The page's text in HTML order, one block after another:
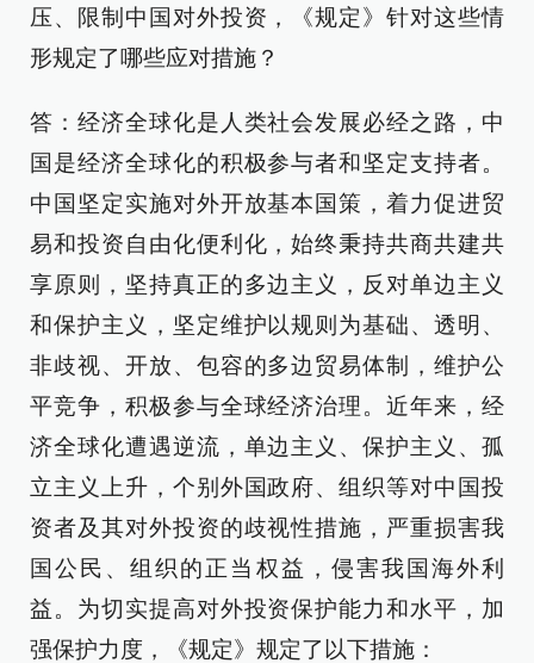
压、限制中国对外投资，《规定》针对这些情
形规定了哪些应对措施？
答：经济全球化是人类社会发展必经之路，中
国是经济全球化的积极参与者和坚定支持者。
中国坚定实施对外开放基本国策，着力促进贸
易和投资自由化便利化，始终秉持共商共建共
享原则，坚持真正的多边主义，反对单边主义
和保护主义，坚定维护以规则为基础、透明、
非歧视、开放、包容的多边贸易体制，维护公
平竞争，积极参与全球经济治理。近年来，经
济全球化遭遇逆流，单边主义、保护主义、孤
立主义上升，个别外国政府、组织等对中国投
资者及其对外投资的歧视性措施，严重损害我
国公民、组织的正当权益，侵害我国海外利
益。为切实提高对外投资保护能力和水平，加
强保护力度，《规定》规定了以下措施：